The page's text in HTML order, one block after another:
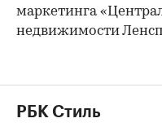
маркетинга
недвижимости
РБК Стиль